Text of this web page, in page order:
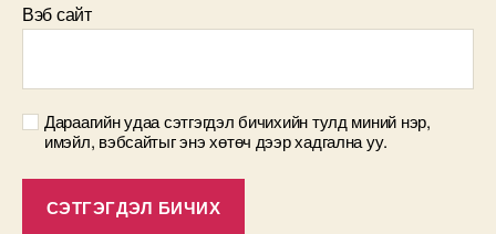
Вэб сайт
Дараагийн удаа сэтгэгдэл бичихийн тулд миний нэр,
имэйл, вэбсайтыг энэ хөтөч дээр хадгална уу.